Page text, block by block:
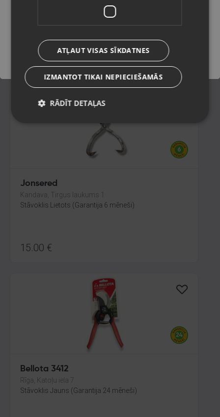
Stāvoklis Jauns (Garantija 24 mēneši)
21.00€
Jonsered
Kandava, Tirgus laukums 1
Stāvoklis Lietots (Garantija 6 mēneši)
15.00 €
Bellota 3412
Rīga, Katoļu iela 7
Stāvoklis Jauns (Garantija 24 mēneši)
Saglabāt
ATĻAUT VISAS SĪKDATNES
IZMANTOT TIKAI NEPIECIEŠAMĀS
RĀDĪT DETAĻAS